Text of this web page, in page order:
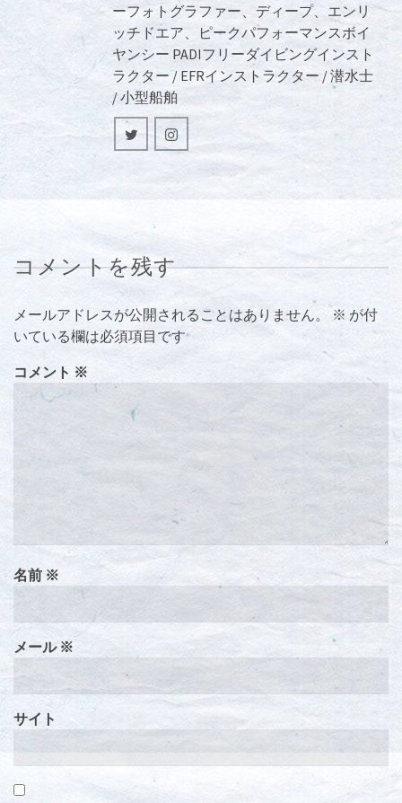
ーフォトグラファー、ディープ、エンリ
ッチドエア、ピークパフォーマンスボイ
ヤンシー PADIフリーダイビングインスト
ラクター / EFRインストラクター / 潜水士
/ 小型船舶
コメントを残す
メールアドレスが公開されることはありません。 ※ が付
いている欄は必須項目です
コメント ※
名前 ※
メール ※
サイト